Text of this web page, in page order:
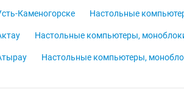
Каменогорске Настольные
Настольные компьютеры,
Настольные компьютеры,